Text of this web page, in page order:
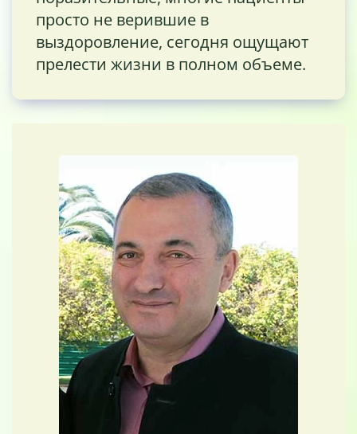
просто не верившие в
выздоровление, сегодня ощущают
прелести жизни в полном объеме.